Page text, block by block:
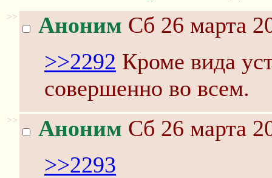
>> Аноним Сб 26 марта
>>2292 Кроме вида
совершенно во всем.
>> Аноним Сб 26 марта
>>2293